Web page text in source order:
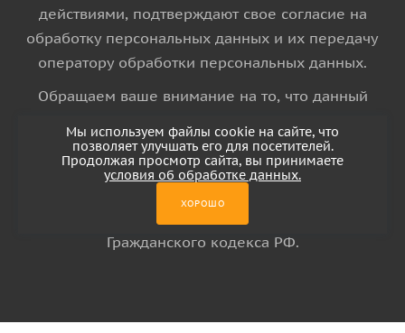
действиями, подтверждают свое согласие на
обработку персональных данных и их передачу
оператору обработки персональных данных.
Обращаем ваше внимание на то, что данный
информационный характер и ни при каких
условиях информационные материалы и цены,
Гражданского кодекса РФ.
Мы используем файлы cookie на сайте, что
позволяет улучшать его для посетителей.
Продолжая просмотр сайта, вы принимаете
условия об обработке данных.
ХОРОШО